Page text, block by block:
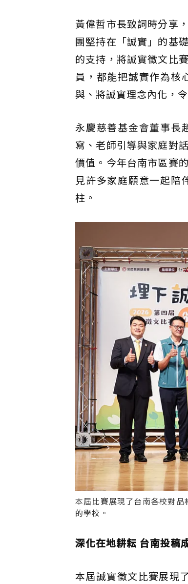
黃偉哲市長致詞時分享
團堅持在「誠實」的基
的支持，將誠實徵文比
員，都能把誠實作為核
與、將誠實理念內化，
永慶慈善基金會董事長
寫、老師引導與家庭對
價值。今年台南市區賽
見許多家庭願意一起陪
柱。
本屆比賽展現了台南各校對
的學校。
深化在地耕耘 台南投稿
本屆誠實徵文比賽展現